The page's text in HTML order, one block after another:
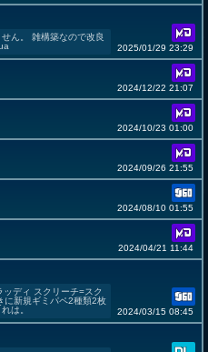
ん。 雑構築なので改良
2025/01/29 23:29
2024/12/22 21:07
2024/10/23 01:00
2024/09/26 21:55
2024/08/10 01:55
2024/04/21 11:44
ディ スクリーチ=スク
に新規ギミパペ2種類2枚
は。
2024/03/15 08:45